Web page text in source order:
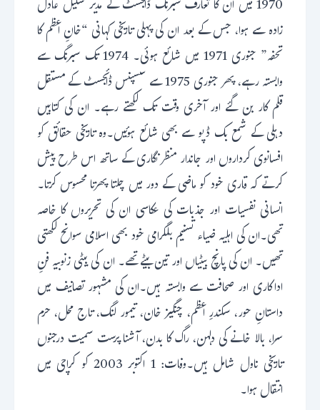
زادہ سے ہوا، جس کے بعد ان کی پہلی تاریخی کہانی “خانِ اعظم کا
تحفہ” جنوری 1971 میں شائع ہوئی۔ 1974 تک سبرنگ سے
وابستہ رہے، پھر جنوری 1975 سے سسپنس ڈائجسٹ کے مستقل
قلم کار بن گئے اور آخری وقت تک لکھتے رہے۔ ان کی کتابیں
دہلی کے شمع بک ڈپو سے بھی شائع ہوئیں۔وہ تاریخی حقائق کو
افسانوی کرداروں اور جاندار منظر نگاری کے ساتھ اس طرح پیش
کرتے کہ قاری خود کو ماضی کے دور میں چلتا پھرتا محسوس کرتا۔
انسانی نفسیات اور جذبات کی عکاسی ان کی تحریروں کا خاصہ
تھی۔ان کی اہلیہ ضیاء تسنیم بلگرامی خود بھی اسلامی سوانح لکھتی
تھیں۔ ان کی پانچ بیٹیاں اور تین بیٹے تھے۔ ان کی بیٹی زنوبیہ فنِ
اداکاری اور صحافت سے وابستہ ہیں۔ان کی مشہور تصانیف میں
داستانِ حور، سکندرِ اعظم، چنگیز خان، تیمور لنگ، تاج محل، حرم
سرا، بالا خانے کی دلہن، راگ کا بدن، آشنا پرست سمیت درجنوں
تاریخی ناول شامل ہیں۔وفات: 1 اکتوبر 2003 کو کراچی میں
انتقال ہوا۔